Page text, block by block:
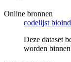
Online bronnen
codelijst
Deze dataset
worden